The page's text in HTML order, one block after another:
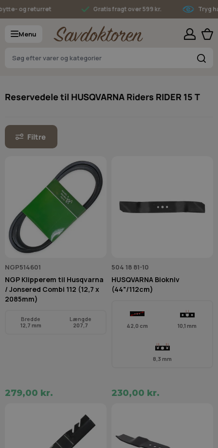
Skip to Content
og returret Gratis fragt over 599 kr. Tryg
Menu
Reservedele til HUSQVARNA Riders RIDER 15 T
Filtre
NGP514601
NGP Klipperem til Husqvarna
/ Jonsered Combi 112 (12,7 x
2085mm)
Bredde
12,7 mm
Længde
207,7
279,00 kr.
504 18 81-10
HUSQVARNA Biokniv
(44"/112cm)
42,0 cm 10,1 mm
8,3 mm
230,00 kr.